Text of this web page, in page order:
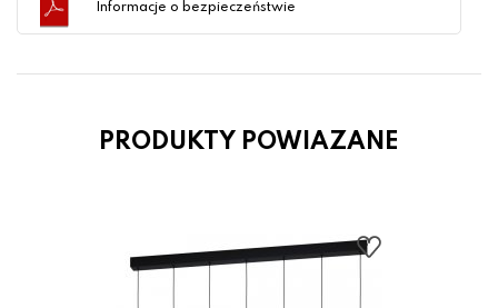
Informacje o bezpieczeństwie
PRODUKTY POWIAZANE